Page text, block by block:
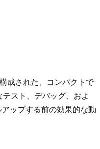
成された、コンパクトで
スト、デバッグ、およ
ップする前の効果的な動